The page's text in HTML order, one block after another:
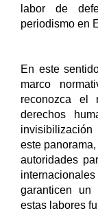
labor de
periodismo en
En este
marco
reconozca el
derechos
este
autoridades
garanticen
estas labores